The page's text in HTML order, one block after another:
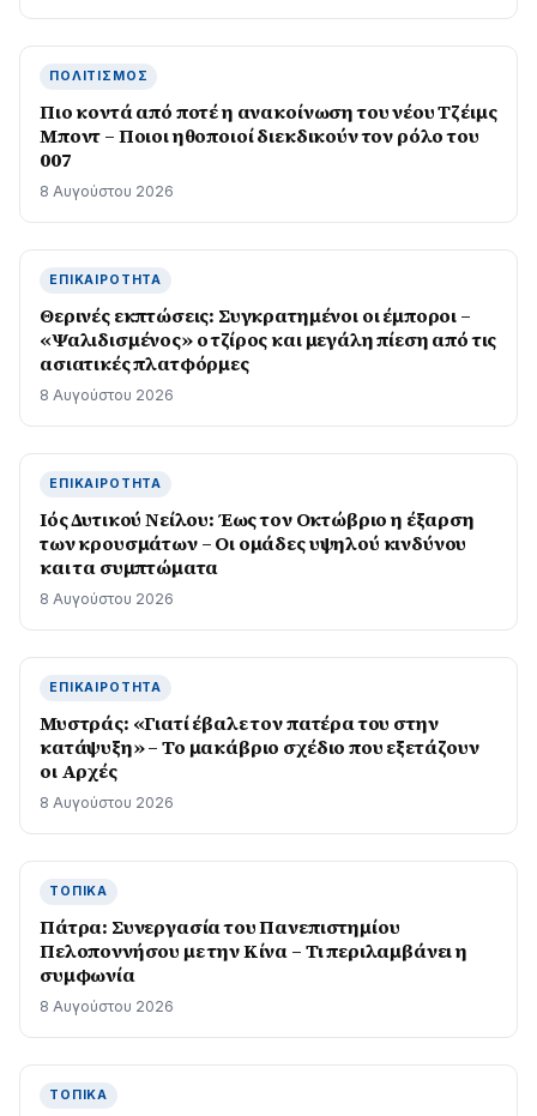
ΠΟΛΙΤΙΣΜΌΣ
Πιο κοντά από ποτέ η ανακοίνωση του νέου Τζέιμς
Μποντ – Ποιοι ηθοποιοί διεκδικούν τον ρόλο του
007
8 Αυγούστου 2026
ΕΠΙΚΑΙΡΌΤΗΤΑ
Θερινές εκπτώσεις: Συγκρατημένοι οι έμποροι –
«Ψαλιδισμένος» ο τζίρος και μεγάλη πίεση από τις
ασιατικές πλατφόρμες
8 Αυγούστου 2026
ΕΠΙΚΑΙΡΌΤΗΤΑ
Ιός Δυτικού Νείλου: Έως τον Οκτώβριο η έξαρση
των κρουσμάτων – Οι ομάδες υψηλού κινδύνου
και τα συμπτώματα
8 Αυγούστου 2026
ΕΠΙΚΑΙΡΌΤΗΤΑ
Μυστράς: «Γιατί έβαλε τον πατέρα του στην
κατάψυξη» – Το μακάβριο σχέδιο που εξετάζουν
οι Αρχές
8 Αυγούστου 2026
ΤΟΠΙΚΆ
Πάτρα: Συνεργασία του Πανεπιστημίου
Πελοποννήσου με την Κίνα – Τι περιλαμβάνει η
συμφωνία
8 Αυγούστου 2026
ΤΟΠΙΚΆ